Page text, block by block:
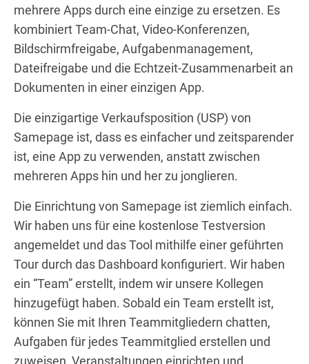
mehrere Apps durch eine einzige zu ersetzen. Es
kombiniert Team-Chat, Video-Konferenzen,
Bildschirmfreigabe, Aufgabenmanagement,
Dateifreigabe und die Echtzeit-Zusammenarbeit an
Dokumenten in einer einzigen App.
Die einzigartige Verkaufsposition (USP) von
Samepage ist, dass es einfacher und zeitsparender
ist, eine App zu verwenden, anstatt zwischen
mehreren Apps hin und her zu jonglieren.
Die Einrichtung von Samepage ist ziemlich einfach.
Wir haben uns für eine kostenlose Testversion
angemeldet und das Tool mithilfe einer geführten
Tour durch das Dashboard konfiguriert. Wir haben
ein “Team” erstellt, indem wir unsere Kollegen
hinzugefügt haben. Sobald ein Team erstellt ist,
können Sie mit Ihren Teammitgliedern chatten,
Aufgaben für jedes Teammitglied erstellen und
zuweisen, Veranstaltungen einrichten und